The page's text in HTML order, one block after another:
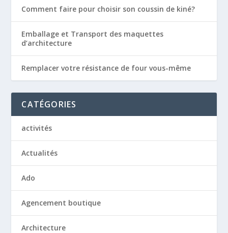
Comment faire pour choisir son coussin de kiné?
Emballage et Transport des maquettes
d’architecture
Remplacer votre résistance de four vous-même
CATÉGORIES
activités
Actualités
Ado
Agencement boutique
Architecture